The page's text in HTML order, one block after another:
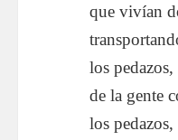
que vivían
los
de la gente
los